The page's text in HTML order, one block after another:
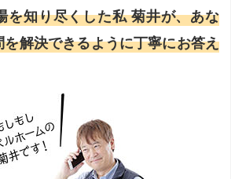
を知り尽くした私 菊井が、あな
解決できるように丁寧にお答え